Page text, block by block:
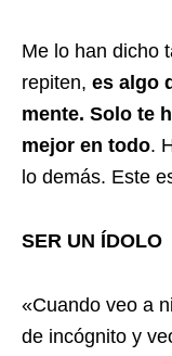
Me lo han dicho
repiten, es algo
mente. Solo te
mejor en todo.
lo demás. Este
SER UN ÍDOLO
«Cuando veo a
de incógnito y